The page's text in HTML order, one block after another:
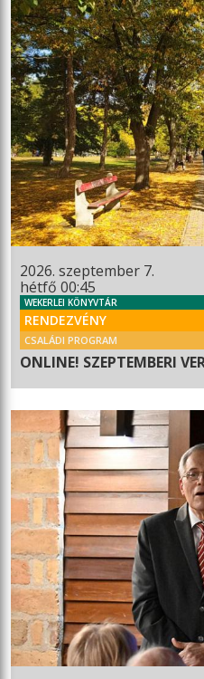
2026. szeptember 7.
hétfő 00:45
WEKERLEI KÖNYVTÁR
RENDEZVÉNY
CSALÁDI PROGRAM
ONLINE! SZEPTEMBERI